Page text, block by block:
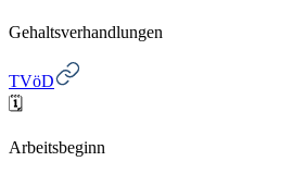
Gehaltsverhandlungen
TVöD
🗓️
Arbeitsbeginn